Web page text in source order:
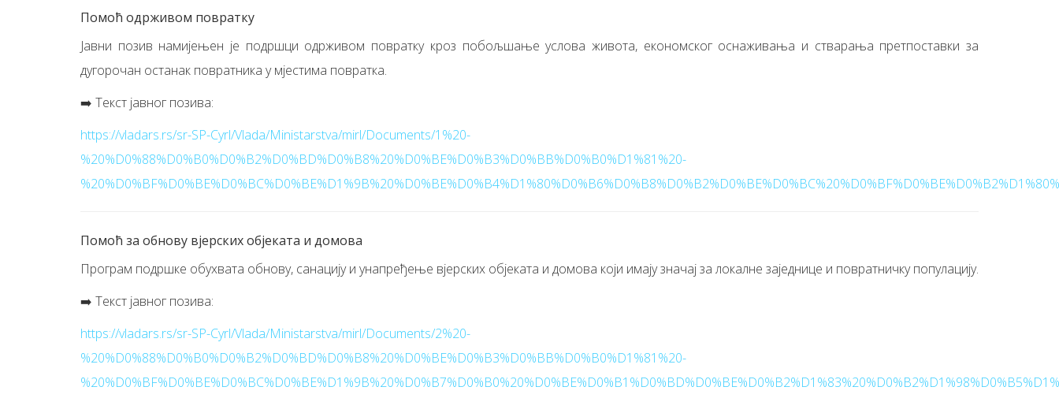
Помоћ одрживом повратку
Јавни позив намијењен је подршци одрживом повратку кроз побољшање услова живота, економског оснаживања и стварања претпоставки за
дугорочан останак повратника у мјестима повратка.
➡️ Текст јавног позива:
https://vladars.rs/sr-SP-Cyrl/Vlada/Ministarstva/mirl/Documents/1%20-
%20%D0%88%D0%B0%D0%B2%D0%BD%D0%B8%20%D0%BE%D0%B3%D0%BB%D0%B0%D1%81%20-
Помоћ за обнову вјерских објеката и домова
Програм подршке обухвата обнову, санацију и унапређење вјерских објеката и домова који имају значај за локалне заједнице и повратничку популацију.
➡️ Текст јавног позива:
https://vladars.rs/sr-SP-Cyrl/Vlada/Ministarstva/mirl/Documents/2%20-
%20%D0%88%D0%B0%D0%B2%D0%BD%D0%B8%20%D0%BE%D0%B3%D0%BB%D0%B0%D1%81%20-